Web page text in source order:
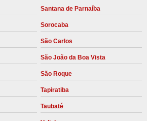
Santana de Parnaíba
Sorocaba
São Carlos
São João da Boa Vista
São Roque
Tapiratiba
Taubaté